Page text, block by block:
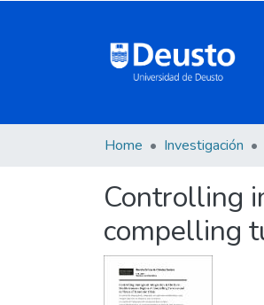
Home Investigación
Controlling
compelling